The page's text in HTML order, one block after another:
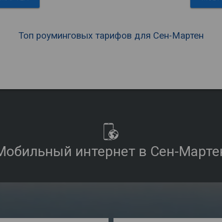
Топ роуминговых тарифов для Сен-Мартен
интернет в Сен-